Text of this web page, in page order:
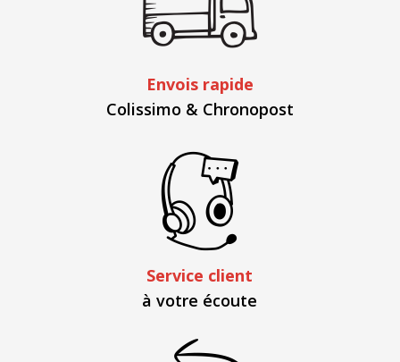
Envois rapide
Colissimo & Chronopost
Service client
à votre écoute